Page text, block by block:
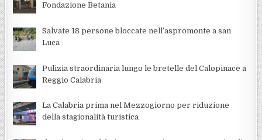
Fondazione Betania
Salvate 18 persone bloccate nell’aspromonte a san
Luca
Pulizia straordinaria lungo le bretelle del Calopinace a
Reggio Calabria
La Calabria prima nel Mezzogiorno per riduzione
della stagionalità turistica